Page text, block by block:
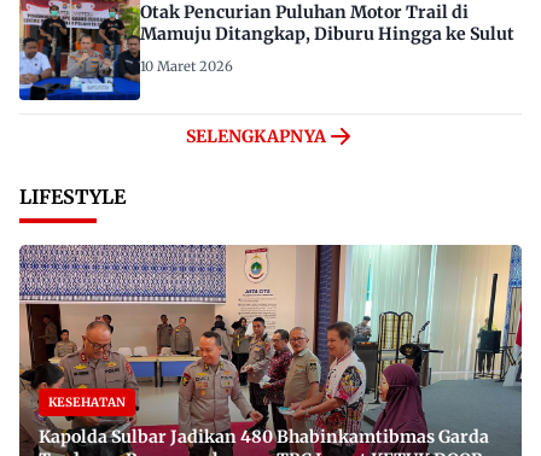
Otak Pencurian Puluhan Motor Trail di
Mamuju Ditangkap, Diburu Hingga ke Sulut
10 Maret 2026
SELENGKAPNYA
LIFESTYLE
KESEHATAN
Kapolda Sulbar Jadikan 480 Bhabinkamtibmas Garda